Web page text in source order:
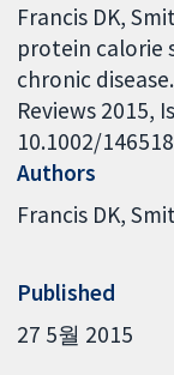
Francis DK,
protein calorie
chronic
Reviews 2015,
10.1002/
Authors
Francis DK
Published
27 5월 2015